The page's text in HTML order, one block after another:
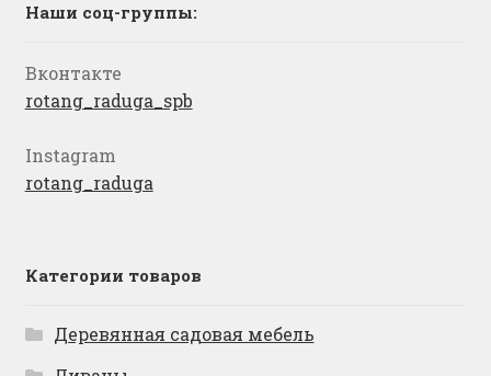
Наши соц-группы:
Вконтакте
rotang_raduga_spb
Instagram
rotang_raduga
Категории товаров
Деревянная садовая мебель